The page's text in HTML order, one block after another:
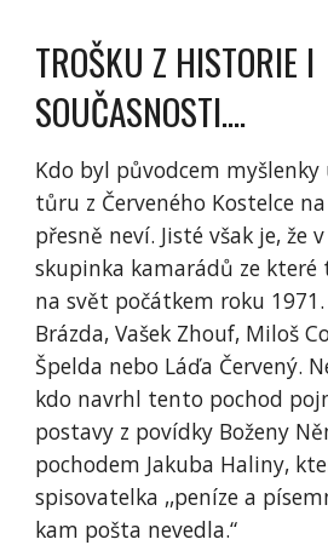
TROŠKU Z HISTORIE I
SOUČASNOSTI....
Kdo byl původcem
tůru z Červeného Kostelce
přesně neví. Jisté však je, že
skupinka kamarádů ze které
na svět počátkem roku
Brázda, Vašek Zhouf, Miloš
Špelda nebo Láďa Červený.
kdo navrhl tento pochod
postavy z povídky Boženy
pochodem Jakuba Haliny,
spisovatelka ,,peníze a
kam pošta nevedla.“